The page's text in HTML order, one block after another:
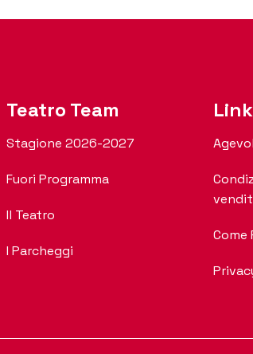
Teatro Team
Stagione 2026-2027
Fuori Programma
Il Teatro
I Parcheggi
Come